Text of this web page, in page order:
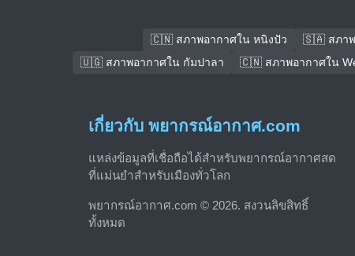
🇨🇳 สภาพอากาศใน หนิงปัว 🇸🇦 สภาพ
🇺🇬 สภาพอากาศใน กัมปาลา
🇨🇳 สภาพอากาศใน
เกี่ยวกับ พยากรณ์อากาศ.com
แหล่งข้อมูลที่เชื่อถือได้สำหรับพยากรณ์อากาศสด
ที่แม่นยำสำหรับเมืองทั่วโลก
พยากรณ์อากาศ.com © 2026. สงวนลิขสิทธิ์
ทั้งหมด